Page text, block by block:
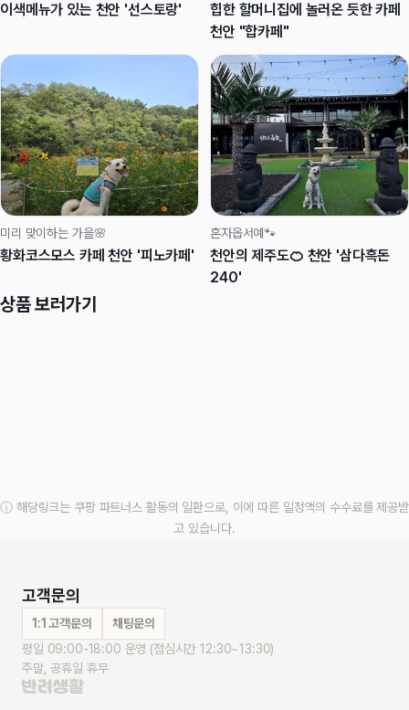
이색메뉴가 있는 천안 '선스토랑'
힙한 할머니집에 놀러온 듯한 카페
천안 "합카페"
미리 맞이하는 가을🌸
황화코스모스 카페 천안 '피노카페'
혼자옵서예🐾
천안의 제주도🍊 천안 '삼다흑돈
240'
상품 보러가기
ⓘ 해당링크는 쿠팡 파트너스 활동의 일환으로, 이에 따른 일정액의 수수료를 제공받
고 있습니다.
고객문의
1:1 고객문의
채팅문의
평일 09:00-18:00 운영 (점심시간 12:30~13:30)
주말, 공휴일 휴무